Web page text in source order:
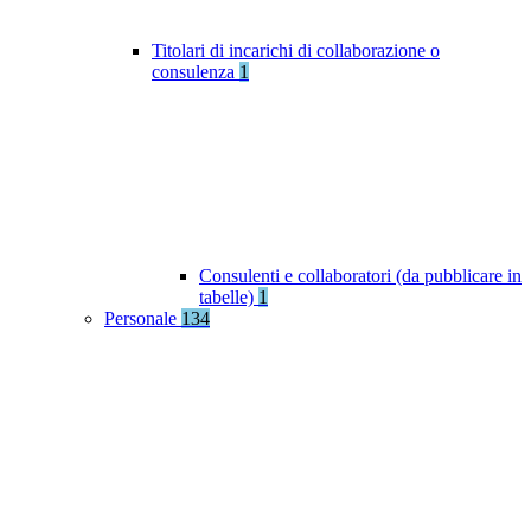
Titolari di incarichi di collaborazione o
consulenza 1
Consulenti e collaboratori (da pubblicare in
tabelle) 1
Personale 134